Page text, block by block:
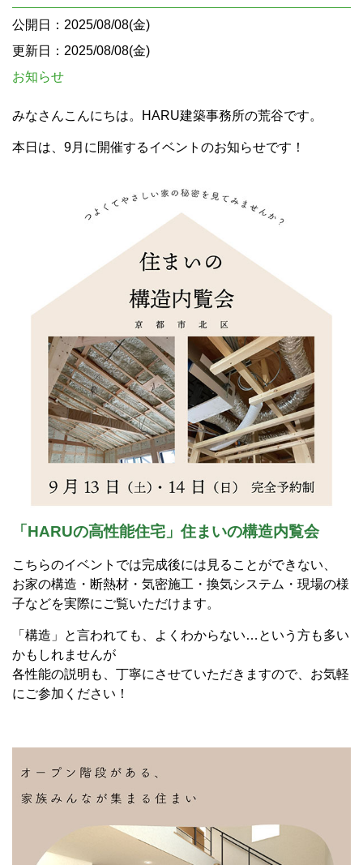
公開日：2025/08/08(金)
更新日：2025/08/08(金)
お知らせ
みなさんこんにちは。HARU建築事務所の荒谷です。
本日は、9月に開催するイベントのお知らせです！
「HARUの高性能住宅」住まいの構造内覧会
こちらのイベントでは完成後には見ることができない、
お家の構造・断熱材・気密施工・換気システム・現場の様
子などを実際にご覧いただけます。
「構造」と言われても、よくわからない…という方も多い
かもしれませんが
各性能の説明も、丁寧にさせていただきますので、お気軽
にご参加ください！